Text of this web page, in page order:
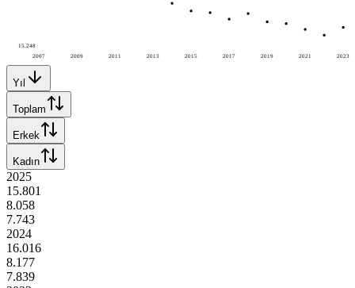
2007 2009 2011 2013 2015 2017 2019 2021 2023
15.248
Yıl
Toplam
Erkek
Kadın
2025
15.801
8.058
7.743
2024
16.016
8.177
7.839